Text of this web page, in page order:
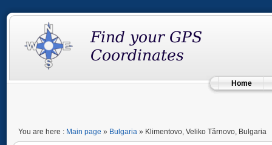
Home
You are here : Main page » Bulgaria » Klimentovo, Veliko Tărnovo, Bulgaria